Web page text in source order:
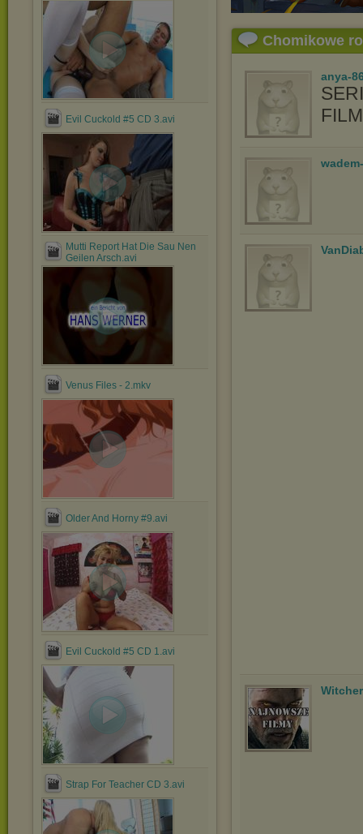
Evil Cuckold #5 CD 3.avi
Mutti Report Hat Die Sau Nen
Geilen Arsch.avi
Venus Files - 2.mkv
Older And Horny #9.avi
Evil Cuckold #5 CD 1.avi
Strap For Teacher CD 3.avi
Chomikowe
anya-